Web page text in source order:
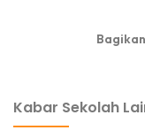
Kabar Sekolah